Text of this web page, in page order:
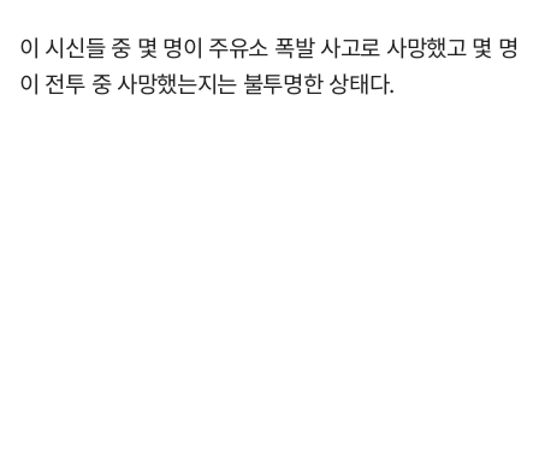
이 시신들 중 몇 명이 주유소 폭발 사고로 사망했고 몇 명
이 전투 중 사망했는지는 불투명한 상태다.